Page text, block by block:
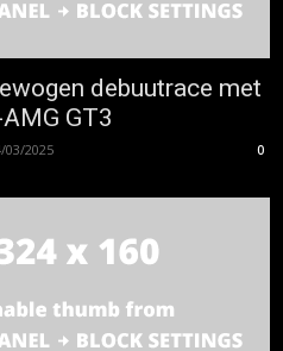
debuutrace met
GT3
03/2025 0